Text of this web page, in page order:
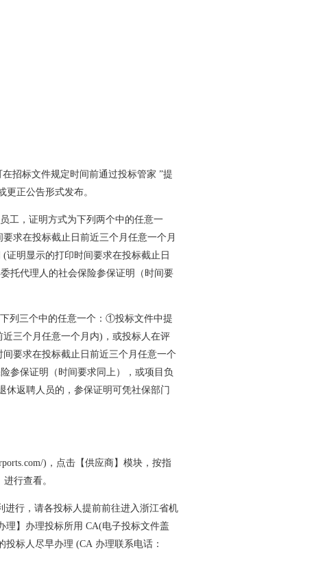
招标文件规定时间前通过投标管家 ”提
正公告形式发布。
工，证明方式为下列两个中的任意一
求在投标截止日前近三个月任意一个月
证明显示的打印时间要求在投标截止日
托代理人的社会保险参保证明（时间要
列三个中的任意一个：①投标文件中提
三个月任意一个月内)，或投标人在评
要求在投标截止日前近三个月任意一个
参保证明（时间要求同上），或项目负
返聘人员的，参保证明可凭社保部门
)，点击【供应商】模块，按指
行查看。
进行，请各投标人提前前往进入浙江省机
理】办理投标所用 CA(电子投标文件盖
标人尽早办理 (CA 办理联系电话：